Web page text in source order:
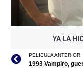
YA LA
PELICULA ANTERIOR